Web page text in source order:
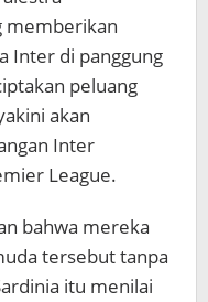
memberikan
Inter di panggung
peluang
akan
Inter
League.
bahwa mereka
tersebut tanpa
itu menilai